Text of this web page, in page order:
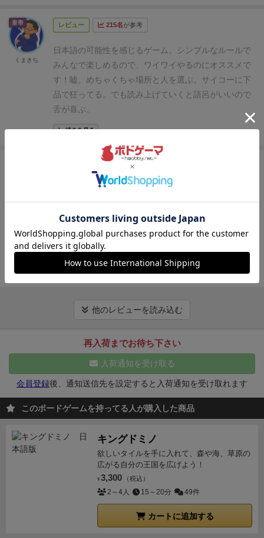
る。なんとなくゲシュタルト崩壊も狙って起こしてい
るのか、正解なのかわからなくなる。山札がすべて無
くなるとゲーム終了。自分はどうしても途中でうんち
になってしまうということが判明した。シンプルで
プレイ年齢など選ばないところは良いです。参加プレ
イヤーの属性によってはカードを事前に選択すること
も重要ではある。公式には13歳からとなっているが、
内容が明らかに成人向けなので注意が必要。ゲーム自
ころが一番難。
アウトな気がしますので遊びます際には、場所や時間
早口言葉系のゲームで、すべてを発声し終えたあとに
達成感となにかを失うことになるかも？？？
レビュー 215名が参考
日本語の可能性を感じるゲーム。
シンプルなルールで
みんなで楽しめるので、ワイワイやるのにオススメで
す！ 嘘。めちゃくちゃ場所と人を選ぶ。サイコーに下
品で狂ってる。でも読み上げていくと語呂がいいので
舌が喜ぶ。
続きを見る
皇帝
くまきち
が参考
よっては全然読めなかったり、バッティング要素があ
ったり、意外と楽しいだけじゃなく考える要素もあ
る。そして口角もきつくなってくる上にプレッシャー
もあり、疲労感も思ったより強めで盛り上がれば盛り
ので相手を選ぶか、使用カードを選ぶか悩ましい点も
ぼどや。
他のレビューを読み込む
再入荷までお待ち下さい
入荷通知を受け取る
会員登録後、通知送信先を設定すると入荷通知を受け取れます
このボードゲームを持ってる人が購入した商品
キングドミノ
欲しいタイルを手に入れて、森や海、草原の
広がる自分の王国を広げよう！
¥ 3,300 （税込）
2～4人 15～20分 49件
カートに追加する